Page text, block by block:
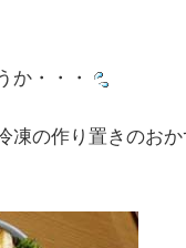
か・・・
凍の作り置きのお